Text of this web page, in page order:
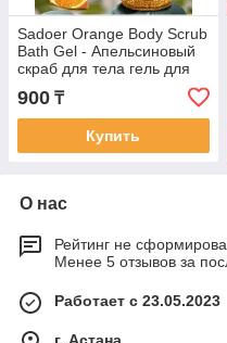
Sadoer Orange Body Scrub
Bath Gel - Апельсиновый
скраб для тела гель для
ванны 300мл
900 ₸
Купить
О нас
Рейтинг не
Менее 5 отзывов за
Работает с 23.05.2023